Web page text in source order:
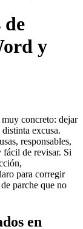
de
y
concreto: dejar
excusa.
responsables,
de revisar. Si
para corregir
parche que no
en